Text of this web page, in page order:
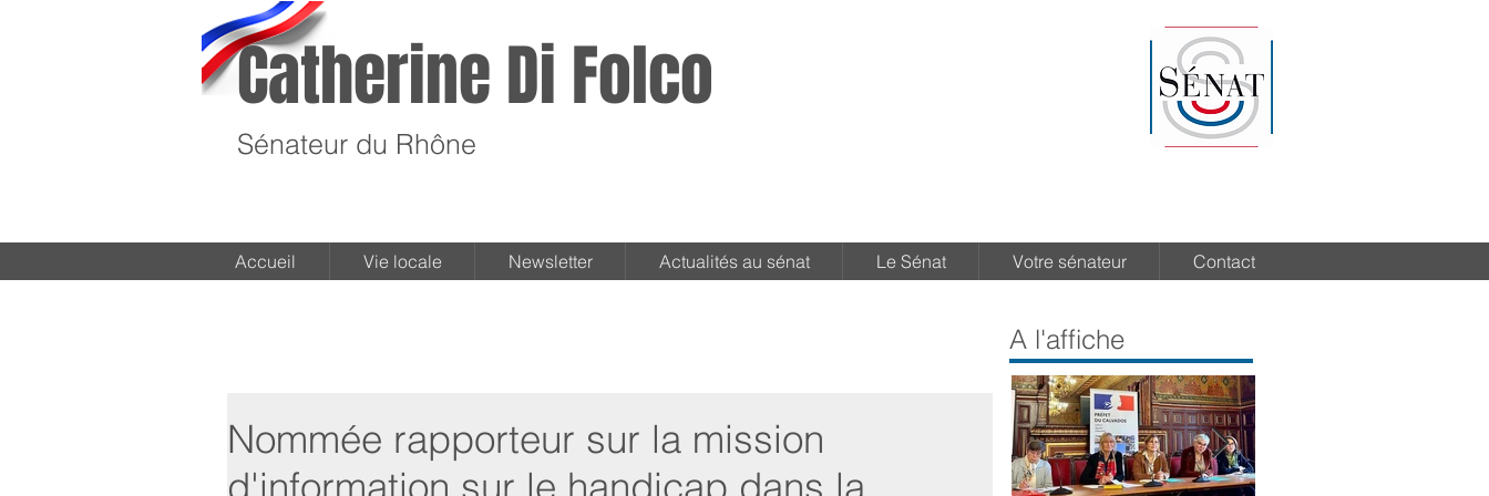
Catherine Di Folco
Sénateur du Rhône
Accueil Vie locale Newsletter Actualités au sénat Le Sénat Votre sénateur Contact
A l'affiche
Nommée rapporteur sur la mission